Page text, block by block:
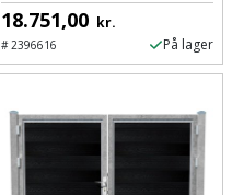
18.751,00 kr.
#2396616 På lager